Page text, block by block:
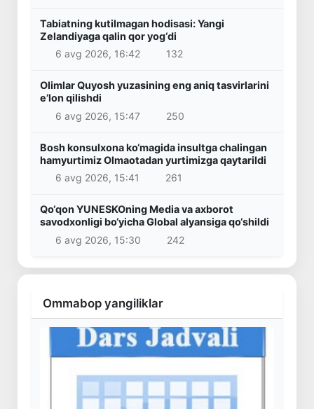
Tabiatning kutilmagan hodisasi: Yangi
Zelandiyaga qalin qor yog‘di
6 avg 2026, 16:42
132
Olimlar Quyosh yuzasining eng aniq tasvirlarini
e’lon qilishdi
6 avg 2026, 15:47
250
Bosh konsulxona ko‘magida insultga chalingan
hamyurtimiz Olmaotadan yurtimizga qaytarildi
6 avg 2026, 15:41
261
Qo‘qon YUNESKOning Media va axborot
savodxonligi bo‘yicha Global alyansiga qo‘shildi
6 avg 2026, 15:30
242
Ommabop yangiliklar